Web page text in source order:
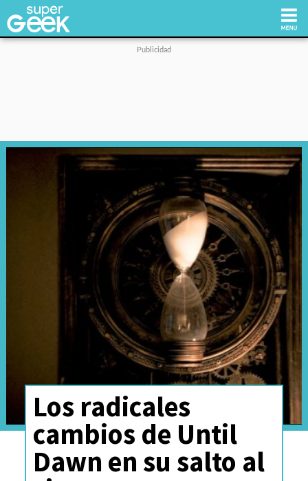
Tecnología
Videojuegos
Cultura Pop
Síguenos:
Los radicales
cambios de Until
Dawn en su salto al